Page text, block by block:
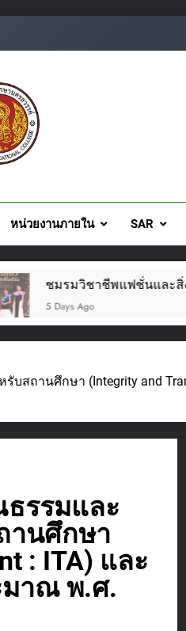
หน่วยงานภายใน SAR
ชมรมวิชาชีพแฟชั่นและสิ่งทอ จัด
5 Days Ago
ถานศึกษา (Integrity and
รรมและ
านศึกษา
: ITA) และ
มาณ พ.ศ.